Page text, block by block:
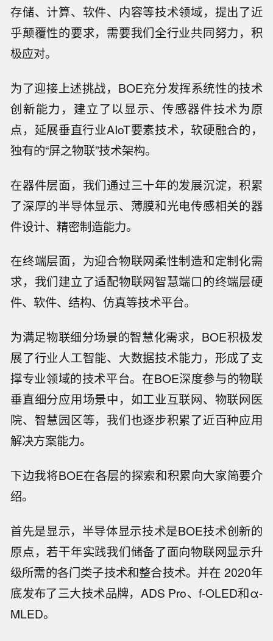
存储、计算、软件、内容等技术领域，提出了近
乎颠覆性的要求，需要我们全行业共同努力，积
极应对。
为了迎接上述挑战，BOE充分发挥系统性的技术
创新能力，建立了以显示、传感器件技术为原
点，延展垂直行业AIoT要素技术，软硬融合的，
独有的“屏之物联”技术架构。
在器件层面，我们通过三十年的发展沉淀，积累
了深厚的半导体显示、薄膜和光电传感相关的器
件设计、精密制造能力。
在终端层面，为迎合物联网柔性制造和定制化需
求，我们建立了适配物联网智慧端口的终端层硬
件、软件、结构、仿真等技术平台。
为满足物联细分场景的智慧化需求，BOE积极发
展了行业人工智能、大数据技术能力，形成了支
撑专业领域的技术平台。在BOE深度参与的物联
垂直细分应用场景中，如工业互联网、物联网医
院、智慧园区等，我们也逐步积累了近百种应用
解决方案能力。
下边我将BOE在各层的探索和积累向大家简要介
绍。
首先是显示，半导体显示技术是BOE技术创新的
原点，若干年实践我们储备了面向物联网显示升
级所需的各门类子技术和整合技术。并在 2020年
底发布了三大技术品牌，ADS Pro、f-OLED和α-
MLED。